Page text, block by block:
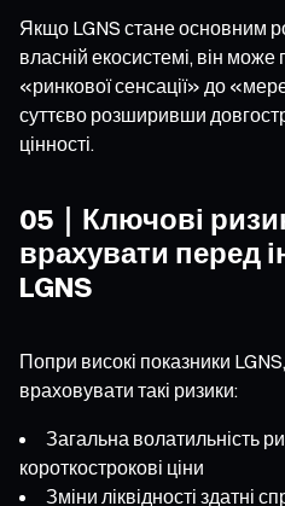
Якщо LGNS стане основним
власній екосистемі, він може
«ринкової сенсації» до
суттєво розширивши
цінності.
05｜Ключові
врахувати перед
LGNS
Попри високі показники
враховувати такі ризики:
Загальна волатильність
короткострокові ціни
Зміни ліквідності здатні